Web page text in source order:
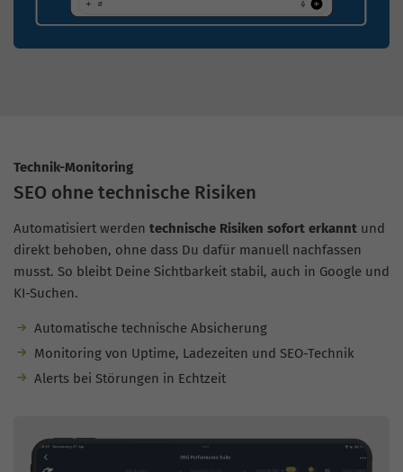
Technik-Monitoring
SEO ohne technische Risiken
Automatisiert werden technische Risiken sofort erkannt und
direkt behoben, ohne dass Du dafür manuell nachfassen
musst. So bleibt Deine Sichtbarkeit stabil, auch in Google und
KI-Suchen.
Automatische technische Absicherung
Monitoring von Uptime, Ladezeiten und SEO-Technik
Alerts bei Störungen in Echtzeit